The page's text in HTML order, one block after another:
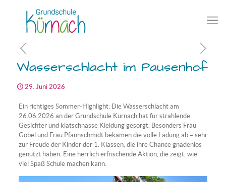
Wasserschlacht im Pausenhof
29. Juni 2026
Ein richtiges Sommer‑Highlight: Die Wasserschlacht am
26.06.2026 an der Grundschule Kürnach hat für strahlende
Gesichter und klatschnasse Kleidung gesorgt. Besonders Frau
Göbel und Frau Pfannschmidt bekamen die volle Ladung ab – sehr
zur Freude der Kinder der 1. Klassen, die ihre Chance gnadenlos
genutzt haben. Eine herrlich erfrischende Aktion, die zeigt, wie
viel Spaß Schule machen kann.